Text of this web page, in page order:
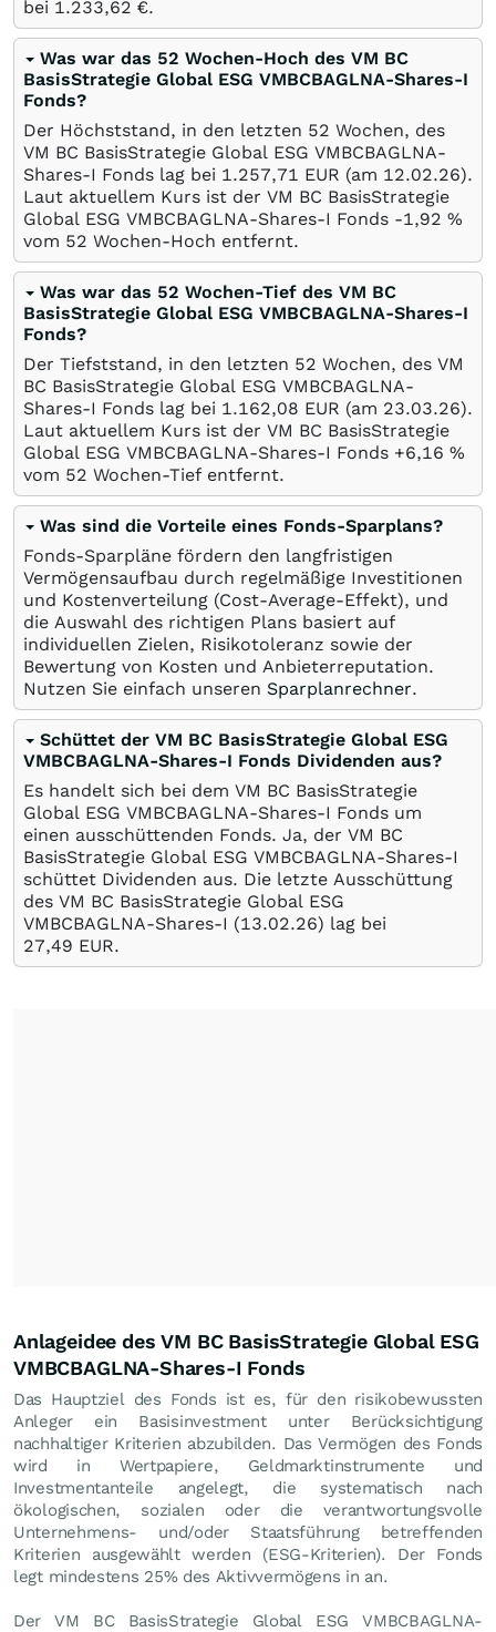
bei 1.233,62 €.
Was war das 52 Wochen-Hoch des VM BC
BasisStrategie Global ESG VMBCBAGLNA-Shares-I
Fonds?
Der Höchststand, in den letzten 52 Wochen, des
VM BC BasisStrategie Global ESG VMBCBAGLNA-
Shares-I Fonds lag bei 1.257,71 EUR (am 12.02.26).
Laut aktuellem Kurs ist der VM BC BasisStrategie
Global ESG VMBCBAGLNA-Shares-I Fonds -1,92 %
vom 52 Wochen-Hoch entfernt.
Was war das 52 Wochen-Tief des VM BC
BasisStrategie Global ESG VMBCBAGLNA-Shares-I
Fonds?
Der Tiefststand, in den letzten 52 Wochen, des VM
BC BasisStrategie Global ESG VMBCBAGLNA-
Shares-I Fonds lag bei 1.162,08 EUR (am 23.03.26).
Laut aktuellem Kurs ist der VM BC BasisStrategie
Global ESG VMBCBAGLNA-Shares-I Fonds +6,16 %
vom 52 Wochen-Tief entfernt.
Was sind die Vorteile eines Fonds-Sparplans?
Fonds-Sparpläne fördern den langfristigen
Vermögensaufbau durch regelmäßige Investitionen
und Kostenverteilung (Cost-Average-Effekt), und
die Auswahl des richtigen Plans basiert auf
individuellen Zielen, Risikotoleranz sowie der
Bewertung von Kosten und Anbieterreputation.
Nutzen Sie einfach unseren Sparplanrechner.
Schüttet der VM BC BasisStrategie Global ESG
VMBCBAGLNA-Shares-I Fonds Dividenden aus?
Es handelt sich bei dem VM BC BasisStrategie
Global ESG VMBCBAGLNA-Shares-I Fonds um
einen ausschüttenden Fonds. Ja, der VM BC
BasisStrategie Global ESG VMBCBAGLNA-Shares-I
schüttet Dividenden aus. Die letzte Ausschüttung
des VM BC BasisStrategie Global ESG
VMBCBAGLNA-Shares-I (13.02.26) lag bei
27,49 EUR.
Anlageidee des VM BC BasisStrategie Global ESG
VMBCBAGLNA-Shares-I Fonds
Das Hauptziel des Fonds ist es, für den risikobewussten
Anleger ein Basisinvestment unter Berücksichtigung
nachhaltiger Kriterien abzubilden. Das Vermögen des Fonds
wird in Wertpapiere, Geldmarktinstrumente und
Investmentanteile angelegt, die systematisch nach
ökologischen, sozialen oder die verantwortungsvolle
Unternehmens- und/oder Staatsführung betreffenden
Kriterien ausgewählt werden (ESG-Kriterien). Der Fonds
legt mindestens 25% des Aktivvermögens in an.
Der VM BC BasisStrategie Global ESG VMBCBAGLNA-